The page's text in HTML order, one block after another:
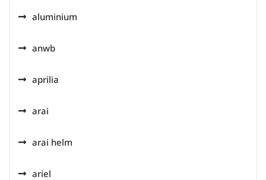
aluminium
anwb
aprilia
arai
arai helm
ariel